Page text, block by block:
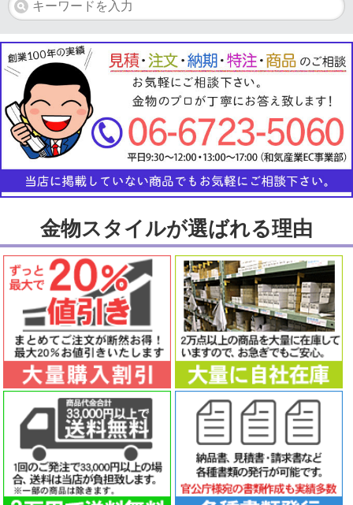
金物スタイルが選ばれる理由